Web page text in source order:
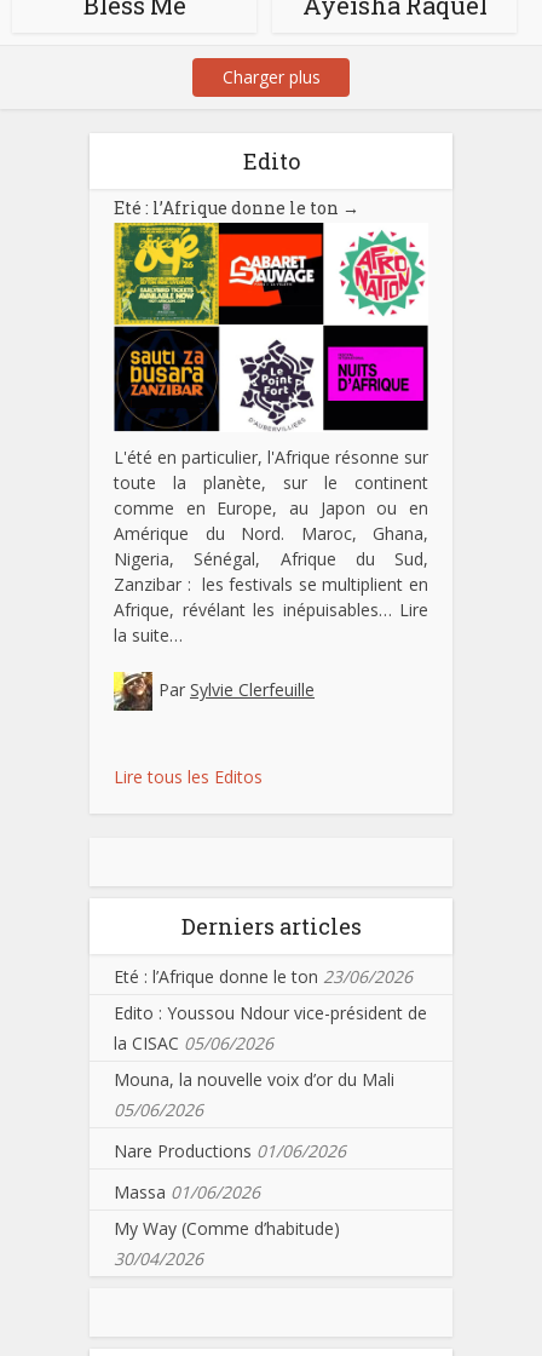
Charger plus
Edito
Eté : l’Afrique donne le ton →
L'été en particulier, l'Afrique résonne sur
toute la planète, sur le continent
comme en Europe, au Japon ou en
Amérique du Nord. Maroc, Ghana,
Nigeria, Sénégal, Afrique du Sud,
Zanzibar : les festivals se multiplient en
Afrique, révélant les inépuisables… Lire
la suite…
Par Sylvie Clerfeuille
Lire tous les Editos
Derniers articles
Eté : l’Afrique donne le ton 23/06/2026
Edito : Youssou Ndour vice-président de
la CISAC 05/06/2026
Mouna, la nouvelle voix d’or du Mali
05/06/2026
Nare Productions 01/06/2026
Massa 01/06/2026
My Way (Comme d’habitude)
30/04/2026